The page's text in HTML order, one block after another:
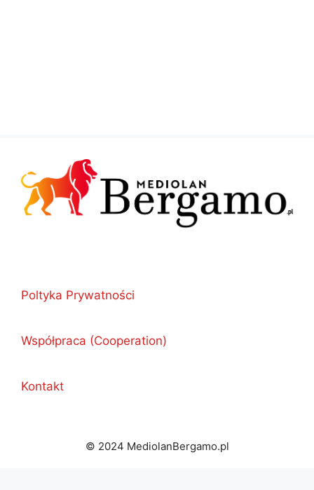
Poltyka Prywatności
Współpraca (Cooperation)
Kontakt
© 2024 MediolanBergamo.pl